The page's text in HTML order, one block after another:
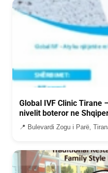
Global IVF Clinic Tirane
nivelit boteror ne
📍 Bulevardi Zogu i Parë,